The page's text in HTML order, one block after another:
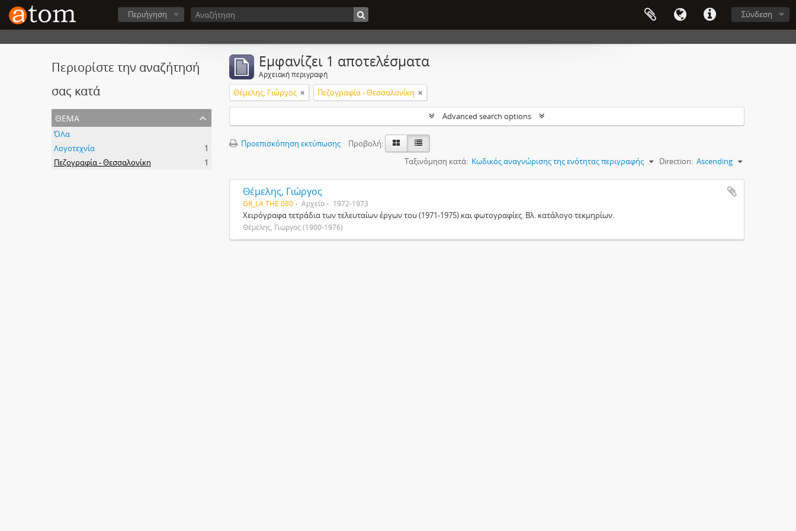
Σύνδεση
Περιήγηση
Περιορίστε την αναζήτησή
σας κατά
θέμα
ΌΛα
Λογοτεχνία
1
Πεζογραφία - Θεσσαλονίκη
1
Εμφανίζει 1 αποτελέσματα
Αρχειακή περιγραφή
Θέμελης, Γιώργος Πεζογραφία - Θεσσαλονίκη
Advanced search options
Προεπισκόπηση εκτύπωσης
Προβολή:
Ταξινόμηση κατά: Κωδικός αναγνώρισης της ενότητας περιγραφής Direction: Ascending
Θέμελης, Γιώργος
GR_LA THE 080 Αρχείο 1972-1973
Χειρόγραφα τετράδια των τελευταίων έργων του (1971-1975) και φωτογραφίες. Βλ. κατάλογο τεκμηρίων.
Θέμελης, Γιώργος (1900-1976)